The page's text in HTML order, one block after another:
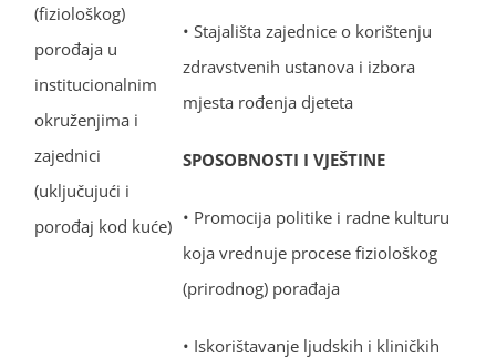
(fiziološkog)
porođaja u
institucionalnim
okruženjima i
zajednici
(uključujući i
porođaj kod kuće)
• Stajališta zajednice o korištenju
zdravstvenih ustanova i izbora
mjesta rođenja djeteta
SPOSOBNOSTI I VJEŠTINE
• Promocija politike i radne kulturu
koja vrednuje procese fiziološkog
(prirodnog) porađaja
• Iskorištavanje ljudskih i kliničkih